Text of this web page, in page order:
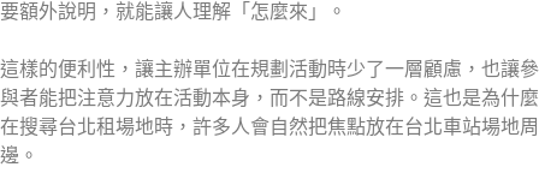
要額外說明，就能讓人理解「怎麼來」。
這樣的便利性，讓主辦單位在規劃活動時少了一層顧慮，也讓參
與者能把注意力放在活動本身，而不是路線安排。這也是為什麼
在搜尋台北租場地時，許多人會自然把焦點放在台北車站場地周
邊。